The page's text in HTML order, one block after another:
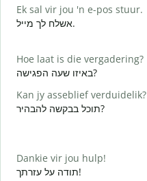
Ek sal vir jou 'n e-pos stuur.
אשלח לך מייל.
Hoe laat is die vergadering?
באיזו שעה הפגישה?
Kan jy asseblief verduidelik?
תוכל בבקשה להבהיר?
Dankie vir jou hulp!
תודה על עזרתך!